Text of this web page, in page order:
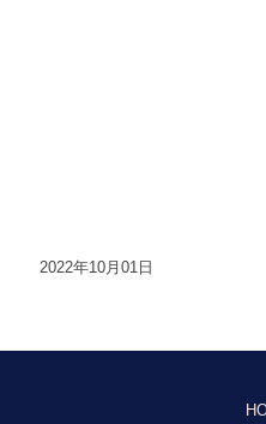
2022年10月01日